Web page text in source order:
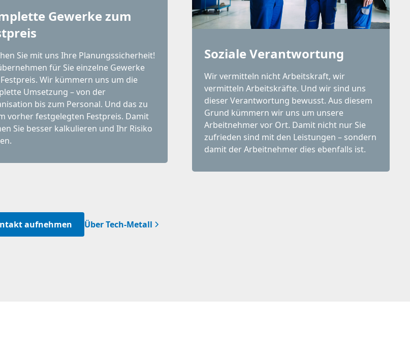
Gewerke zum
Sie mit uns Ihre Planungssicherheit!
für Sie einzelne Gewerke
Wir kümmern uns um die
Umsetzung – von der
bis zum Personal. Und das zu
vorher festgelegten Festpreis. Damit
Sie besser kalkulieren und Ihr Risiko
Soziale Verantwortung
Wir vermitteln nicht Arbeitskraft, wir
vermitteln Arbeitskräfte. Und wir sind uns
dieser Verantwortung bewusst. Aus diesem
Grund kümmern wir uns um unsere
Arbeitnehmer vor Ort. Damit nicht nur Sie
zufrieden sind mit den Leistungen – sondern
damit der Arbeitnehmer dies ebenfalls ist.
aufnehmen Über Tech-Metall